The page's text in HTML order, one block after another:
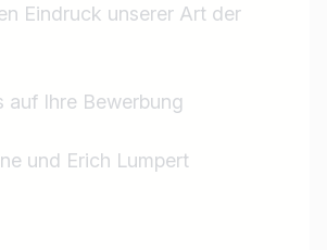
Eindruck unserer Art der
auf Ihre Bewerbung
und Erich Lumpert